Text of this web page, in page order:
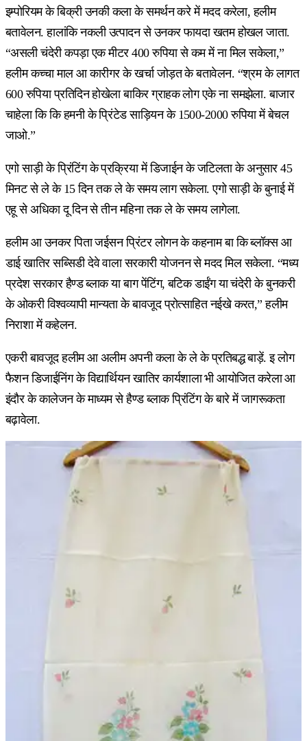
इम्पोरियम के बिक्री उनकी कला के समर्थन करे में मदद करेला, हलीम
बतावेलन. हालांकि नकली उत्पादन से उनकर फायदा खतम होखल जाता.
“असली चंदेरी कपड़ा एक मीटर 400 रुपिया से कम में ना मिल सकेला,”
हलीम कच्चा माल आ कारीगर के खर्चा जोड़त के बतावेलन. “श्रम के लागत
600 रुपिया प्रतिदिन होखेला बाकिर ग्राहक लोग एके ना समझेला. बाजार
चाहेला कि कि हमनी के प्रिंटेड साड़ियन के 1500-2000 रुपिया में बेचल
जाओ.”
एगो साड़ी के प्रिंटिंग के प्रक्रिया में डिजाईन के जटिलता के अनुसार 45
मिनट से ले के 15 दिन तक ले के समय लाग सकेला. एगो साड़ी के बुनाई में
एहू से अधिका दू दिन से तीन महिना तक ले के समय लागेला.
हलीम आ उनकर पिता जईसन प्रिंटर लोगन के कहनाम बा कि ब्लॉक्स आ
डाई खातिर सब्सिडी देवे वाला सरकारी योजनन से मदद मिल सकेला. “मध्य
प्रदेश सरकार हैण्ड ब्लाक या बाग पेंटिंग, बटिक डाईंग या चंदेरी के बुनकरी
के ओकरी विश्वव्यापी मान्यता के बावजूद प्रोत्साहित नईखे करत,” हलीम
निराशा में कहेलन.
एकरी बावजूद हलीम आ अलीम अपनी कला के ले के प्रतिबद्ध बाड़ें. इ लोग
फैशन डिजाईनिंग के विद्यार्थियन खातिर कार्यशाला भी आयोजित करेला आ
इंदौर के कालेजन के माध्यम से हैण्ड ब्लाक प्रिंटिंग के बारे में जागरूकता
बढ़ावेला.